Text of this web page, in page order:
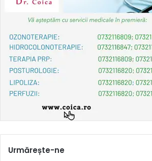
Urmărește-ne